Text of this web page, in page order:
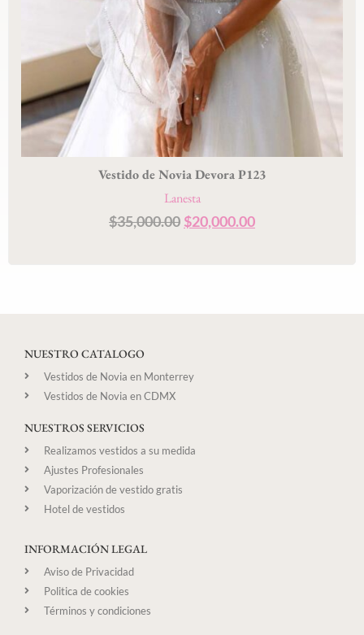
Vestido de Novia Devora P123
Lanesta
$35,000.00 $20,000.00
NUESTRO CATALOGO
Vestidos de Novia en Monterrey
Vestidos de Novia en CDMX
NUESTROS SERVICIOS
Realizamos vestidos a su medida
Ajustes Profesionales
Vaporización de vestido gratis
Hotel de vestidos
INFORMACIÓN LEGAL
Aviso de Privacidad
Politica de cookies
Términos y condiciones